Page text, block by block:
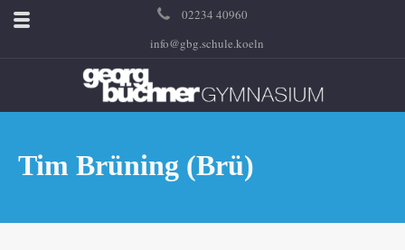
02234 40960
info@gbg.schule.koeln
Tim Brüning (Brü)